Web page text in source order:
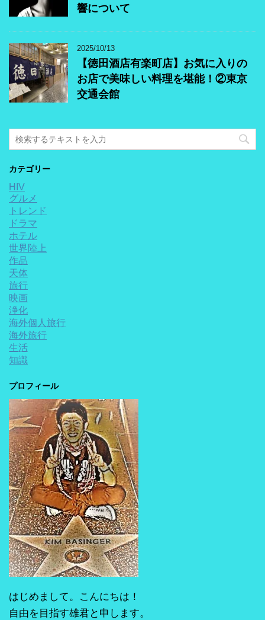
響について
2025/10/13
【徳田酒店有楽町店】お気に入りの
お店で美味しい料理を堪能！②東京
交通会館
カテゴリー
HIV
グルメ
トレンド
ドラマ
ホテル
世界陸上
作品
天体
旅行
映画
浄化
海外個人旅行
海外旅行
生活
知識
プロフィール
はじめまして。こんにちは！
自由を目指す雄君と申します。